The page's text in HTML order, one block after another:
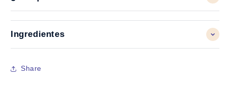
Ingredientes
Share